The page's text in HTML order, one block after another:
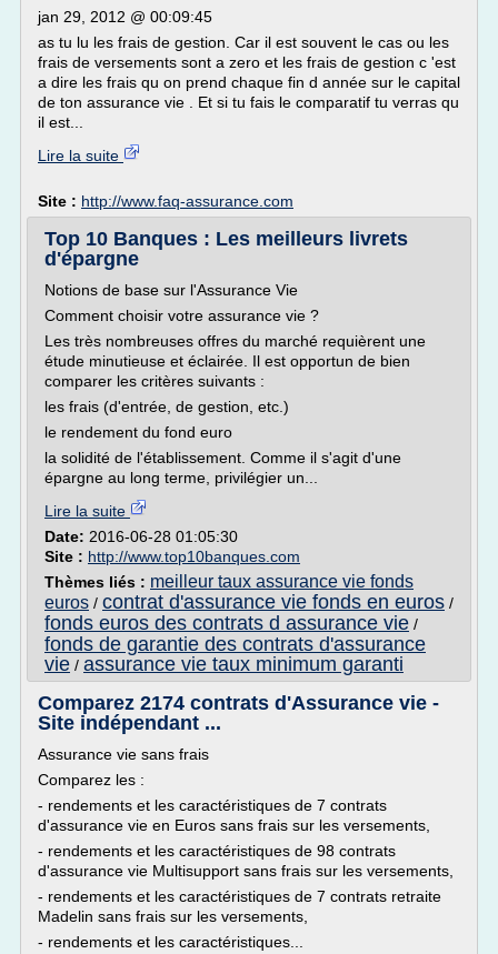
jan 29, 2012 @ 00:09:45
as tu lu les frais de gestion. Car il est souvent le cas ou les
frais de versements sont a zero et les frais de gestion c 'est
a dire les frais qu on prend chaque fin d année sur le capital
de ton assurance vie . Et si tu fais le comparatif tu verras qu
il est...
Lire la suite
Site : http://www.faq-assurance.com
Top 10 Banques : Les meilleurs livrets
d'épargne
Notions de base sur l'Assurance Vie
Comment choisir votre assurance vie ?
Les très nombreuses offres du marché requièrent une
étude minutieuse et éclairée. Il est opportun de bien
comparer les critères suivants :
les frais (d'entrée, de gestion, etc.)
le rendement du fond euro
la solidité de l'établissement. Comme il s'agit d'une
épargne au long terme, privilégier un...
Lire la suite
Date: 2016-06-28 01:05:30
Site : http://www.top10banques.com
Thèmes liés : meilleur taux assurance vie fonds
euros / contrat d'assurance vie fonds en euros /
fonds euros des contrats d assurance vie /
fonds de garantie des contrats d'assurance
vie / assurance vie taux minimum garanti
Comparez 2174 contrats d'Assurance vie -
Site indépendant ...
Assurance vie sans frais
Comparez les :
- rendements et les caractéristiques de 7 contrats
d'assurance vie en Euros sans frais sur les versements,
- rendements et les caractéristiques de 98 contrats
d'assurance vie Multisupport sans frais sur les versements,
- rendements et les caractéristiques de 7 contrats retraite
Madelin sans frais sur les versements,
- rendements et les caractéristiques...